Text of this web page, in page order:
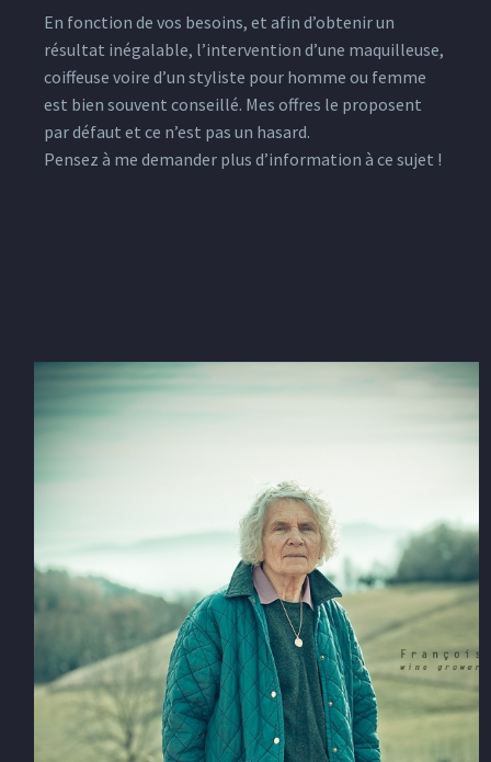
En fonction de vos besoins, et afin d’obtenir un
résultat inégalable, l’intervention d’une maquilleuse,
coiffeuse voire d’un styliste pour homme ou femme
est bien souvent conseillé. Mes offres le proposent
par défaut et ce n’est pas un hasard.
Pensez à me demander plus d’information à ce sujet !